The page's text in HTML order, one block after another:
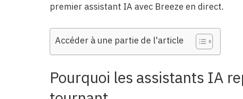
premier assistant IA avec Breeze en direct.
Accéder à une partie de l'article
Pourquoi les assistants IA